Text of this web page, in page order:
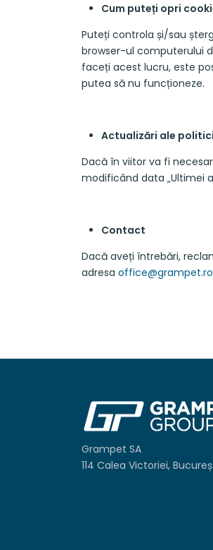
Cum puteți opri
Puteți controla și/sau
browser-ul computerului
faceți acest lucru, este
putea să nu funcționeze.
Actualizări ale
Dacă în viitor va fi
modificând data „Ultimei
Contact
Dacă aveți întrebări,
adresa office@grampet.ro
Grampet SA
114 Calea Victoriei,